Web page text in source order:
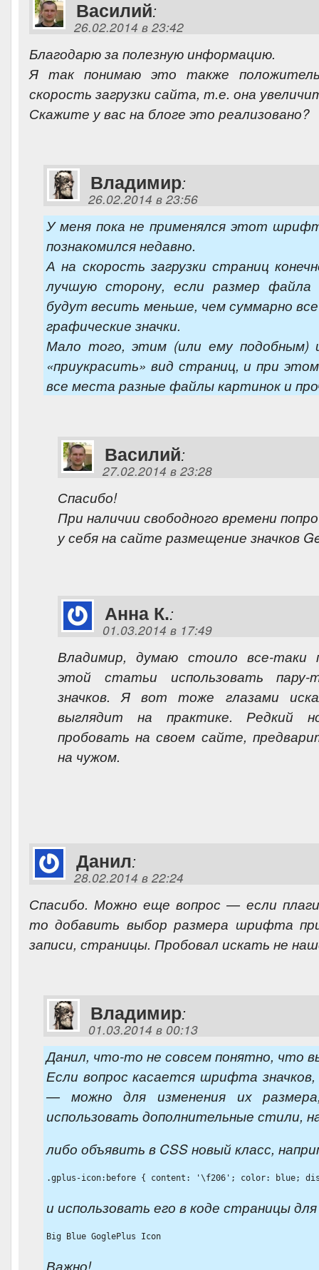
Василий:
26.02.2014 в 23:42
Благодарю за полезную информацию.
Я так понимаю это также
скорость загрузки сайта, т.е. она
Скажите у вас на блоге это реализовано?
Владимир:
26.02.2014 в 23:56
У меня пока не применялся этот
познакомился недавно.
А на скорость загрузки страниц
лучшую сторону, если размер
будут весить меньше, чем суммарно
графические значки.
Мало того, этим (или ему
«приукрасить» вид страниц, и при
все места разные файлы картинок и
Василий:
27.02.2014 в 23:28
Спасибо!
При наличии свободного времени
у себя на сайте размещение значков
Анна К.:
01.03.2014 в 17:49
Владимир, думаю стоило все-
этой статьи использовать
значков. Я вот тоже глазами
выглядит на практике. Редкий
пробовать на своем сайте,
на чужом.
Данил:
28.02.2014 в 22:24
Спасибо. Можно еще вопрос — если
то добавить выбор размера шрифта
записи, страницы. Пробовал искать не
Владимир:
01.03.2014 в 00:13
Данил, что-то не совсем понятно, что
Если вопрос касается шрифта
— можно для изменения их
использовать дополнительные стили,
либо объявить в CSS новый класс,
.gplus-icon:before { content: '\f206'; color: blue;
и использовать его в коде страницы
Big Blue GoglePlus Icon
Важно!